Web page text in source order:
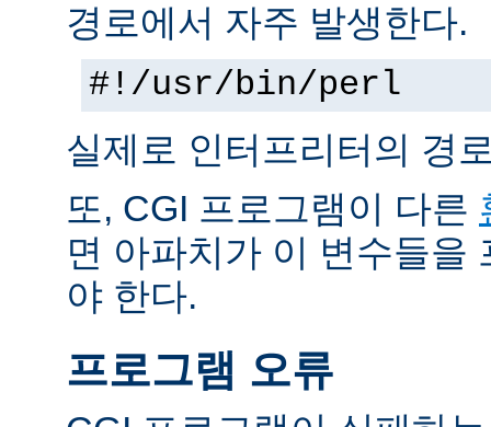
경로에서 자주 발생한다.
#!/usr/bin/perl
실제로 인터프리터의 경
또, CGI 프로그램이 다른
면 아파치가 이 변수들을
야 한다.
프로그램 오류